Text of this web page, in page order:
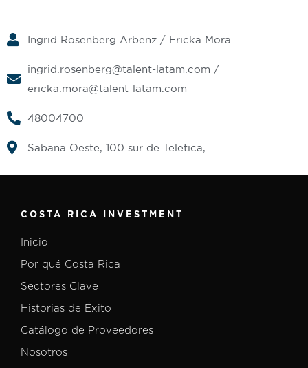
Ingrid Rosenberg Arbenz / Ericka Mora
ingrid.rosenberg@talent-latam.com /
ericka.mora@talent-latam.com
48004700
Sabana Oeste, 100 sur de Teletica,
COSTA RICA INVESTMENT
Inicio
Por qué Costa Rica
Sectores Clave
Historias de Éxito
Catálogo de Proveedores
Nosotros